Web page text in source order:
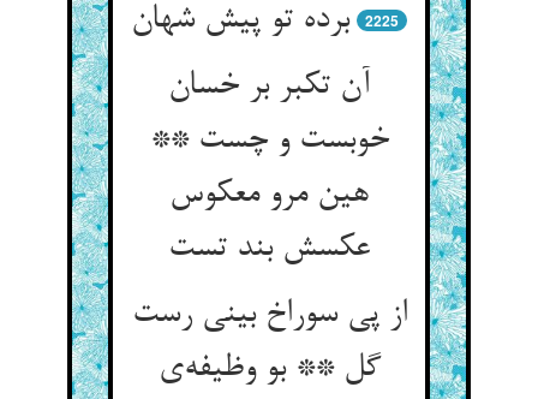
برده تو پیش شهان
2225
آن تکبر بر خسان
خوبست و چست **
هین مرو معکوس
عکسش بند تست
از پی سوراخ بینی رست
گل ** بو وظیفه‌ی